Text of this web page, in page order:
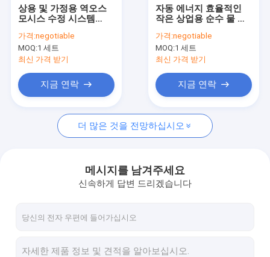
연락처
견적 요청
역삼투 물 처리 시설
EDI 초순수 시스템
Ro 역오스모스막 소모품
상용 및 가정용 역오스
모시스 수정 시스템
안전 식수
가격:negotiable
MOQ:1 세트
최신 가격 받기
지금 연락
자동 에너지 효율적인
작은 상업용 순수 물 기
가격:negotiable
MOQ:1 세트
최신 가격 받기
지금 연락
더 많은 것을 전망하십시오
메시지를 남겨주세요
신속하게 답변 드리겠습니다